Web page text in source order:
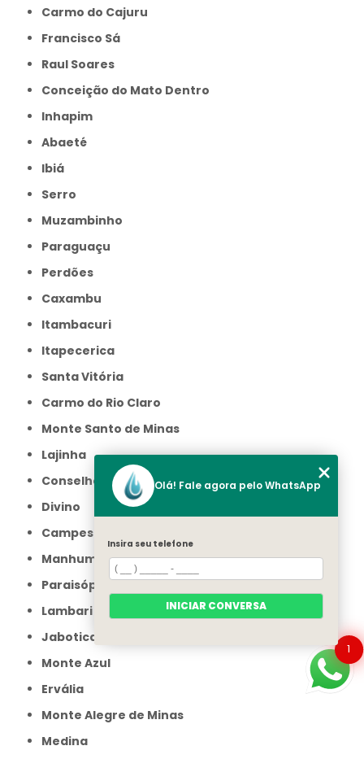
Carmo do Cajuru
Francisco Sá
Raul Soares
Conceição do Mato Dentro
Inhapim
Abaeté
Ibiá
Serro
Muzambinho
Paraguaçu
Perdões
Caxambu
Itambacuri
Itapecerica
Santa Vitória
Carmo do Rio Claro
Monte Santo de Minas
Lajinha
Conselheiro Pena
Divino
Campestre
Manhumirim
Paraisópolis
Lambari
Jaboticatubas
Monte Azul
Ervália
Monte Alegre de Minas
Medina
1
Olá! Fale agora pelo WhatsApp
Insira seu telefone
INICIAR CONVERSA